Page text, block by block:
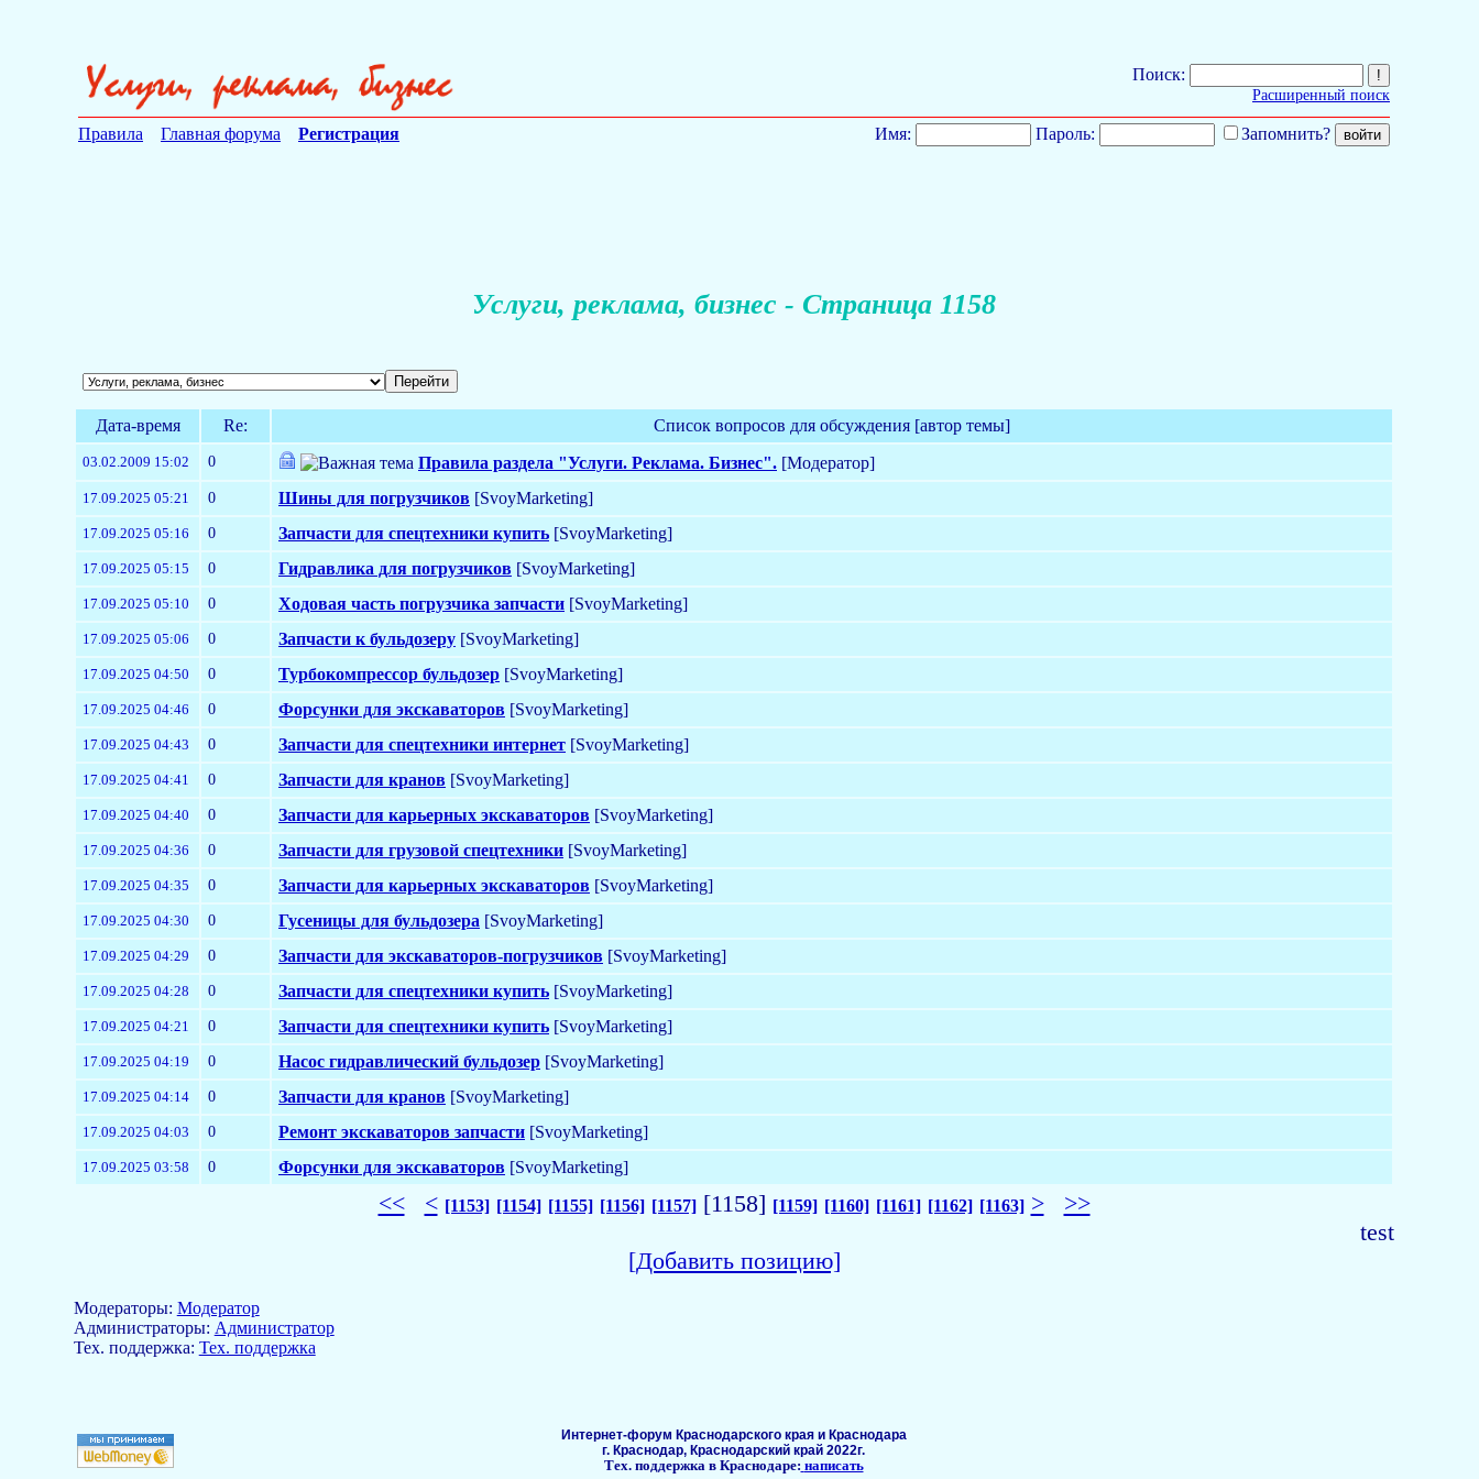
Поиск:
Расширенный поиск
Правила Главная форума Регистрация Имя: Пароль: Запомнить?
Услуги, реклама, бизнес - Страница 1158
Дата-время Re: Список вопросов для обсуждения [автор темы]
03.02.2009 15:02 0 Правила раздела "Услуги. Реклама. Бизнес". [Модератор]
17.09.2025 05:21 0 Шины для погрузчиков [SvoyMarketing]
17.09.2025 05:16 0 Запчасти для спецтехники купить [SvoyMarketing]
17.09.2025 05:15 0 Гидравлика для погрузчиков [SvoyMarketing]
17.09.2025 05:10 0 Ходовая часть погрузчика запчасти [SvoyMarketing]
17.09.2025 05:06 0 Запчасти к бульдозеру [SvoyMarketing]
17.09.2025 04:50 0 Турбокомпрессор бульдозер [SvoyMarketing]
17.09.2025 04:46 0 Форсунки для экскаваторов [SvoyMarketing]
17.09.2025 04:43 0 Запчасти для спецтехники интернет [SvoyMarketing]
17.09.2025 04:41 0 Запчасти для кранов [SvoyMarketing]
17.09.2025 04:40 0 Запчасти для карьерных экскаваторов [SvoyMarketing]
17.09.2025 04:36 0 Запчасти для грузовой спецтехники [SvoyMarketing]
17.09.2025 04:35 0 Запчасти для карьерных экскаваторов [SvoyMarketing]
17.09.2025 04:30 0 Гусеницы для бульдозера [SvoyMarketing]
17.09.2025 04:29 0 Запчасти для экскаваторов-погрузчиков [SvoyMarketing]
17.09.2025 04:28 0 Запчасти для спецтехники купить [SvoyMarketing]
17.09.2025 04:21 0 Запчасти для спецтехники купить [SvoyMarketing]
17.09.2025 04:19 0 Насос гидравлический бульдозер [SvoyMarketing]
17.09.2025 04:14 0 Запчасти для кранов [SvoyMarketing]
17.09.2025 04:03 0 Ремонт экскаваторов запчасти [SvoyMarketing]
17.09.2025 03:58 0 Форсунки для экскаваторов [SvoyMarketing]
<< < [1153] [1154] [1155] [1156] [1157][1158] [1159] [1160] [1161] [1162] [1163] >
>>
test
[Добавить позицию]
Модераторы: Модератор
Aдминистраторы: Администратор
Тех. поддержка: Тех. поддержка
Интернет-форум Краснодарского края и Краснодара
г. Краснодар, Краснодарский край 2022г.
Тех. поддержка в Краснодаре: написать